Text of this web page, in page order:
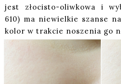
jest złocisto-oliwkowa i
610) ma niewielkie szanse
kolor w trakcie noszenia go